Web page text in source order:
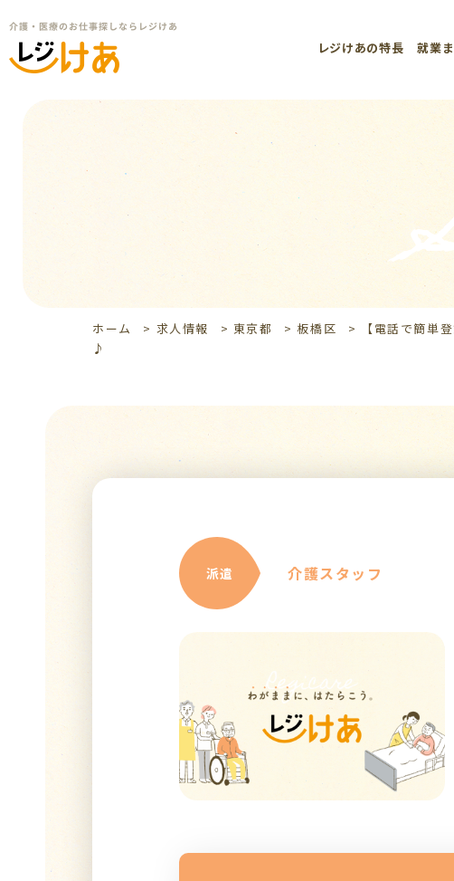
レジけあの特長 就業
ホーム > 求人情報 > 東京都 >板橋区 >
【電話で簡単
♪
派遣 介護スタッフ